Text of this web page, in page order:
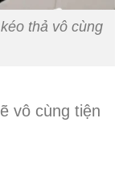
thả vô cùng
vô cùng tiện